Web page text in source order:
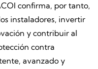
confirma, por tanto,
instaladores, invertir
y contribuir al
contra
avanzado y